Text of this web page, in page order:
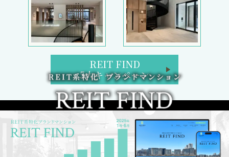
REIT FIND
5大キャンペーン